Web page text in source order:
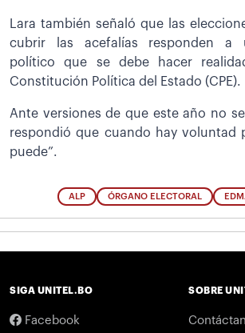
Lara también señaló que las
cubrir las acefalías responden a
político que se debe hacer
Constitución Política del Estado (CPE).
Ante versiones de que este año no
respondió que cuando hay voluntad
puede”.
ALP ÓRGANO ELECTORAL
SIGA UNITEL.BO
Facebook
SOBRE